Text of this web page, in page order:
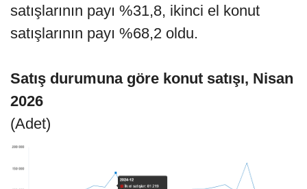
satışlarının payı %31,8, ikinci el konut
satışlarının payı %68,2 oldu.
Satış durumuna göre konut satışı, Nisan
2026
(Adet)